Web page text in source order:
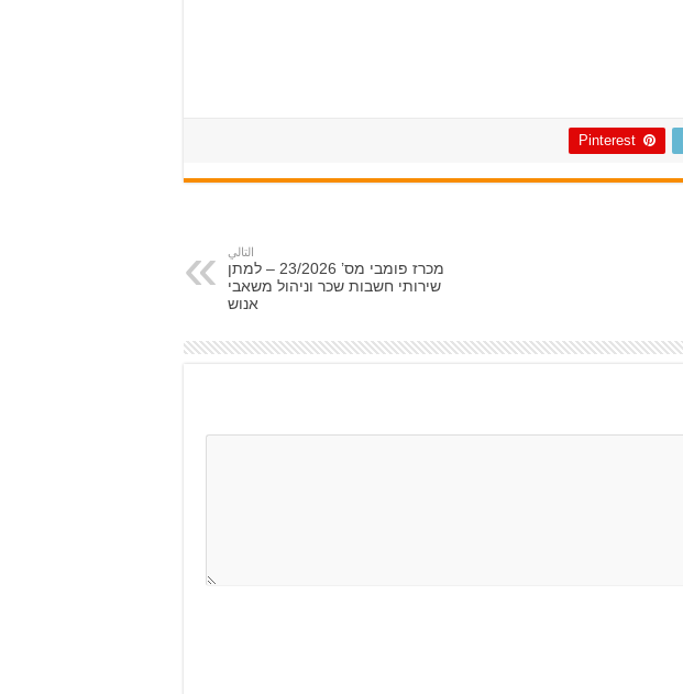
Pinterest
التالي
מכרז פומבי מס’ 23/2026 – למתן
שירותי חשבות שכר וניהול משאבי
אנוש